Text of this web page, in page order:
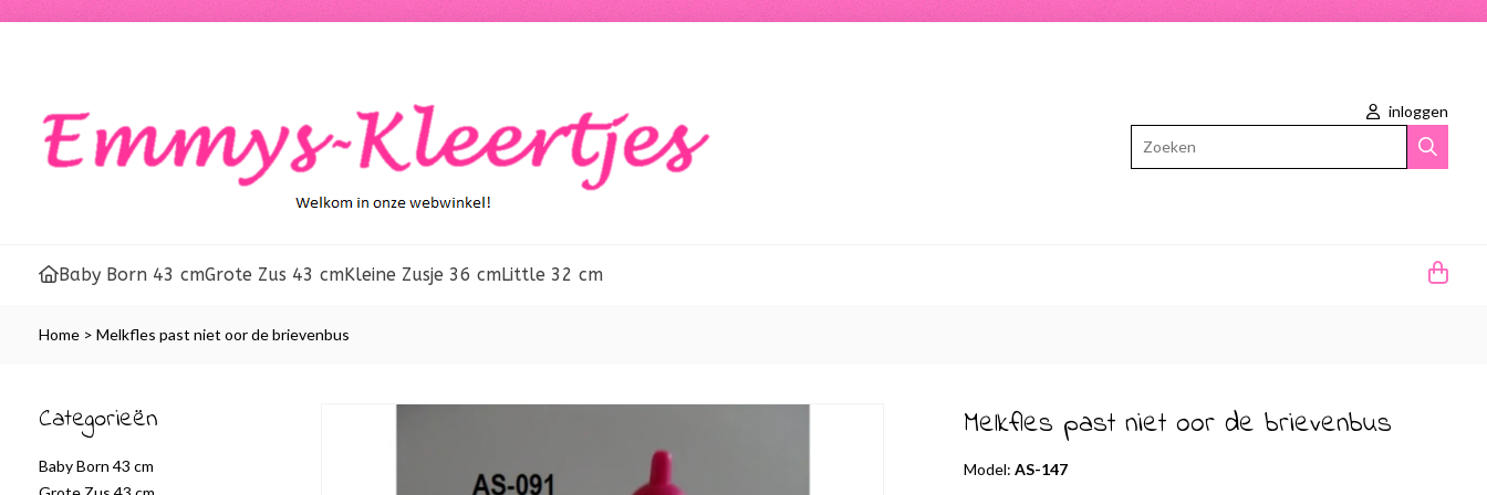
inloggen
Baby Born 43 cmGrote Zus 43 cmKleine Zusje 36 cmLittle 32 cm
Home > Melkfles past niet oor de brievenbus
Categorieën
Baby Born 43 cm
Melkfles past niet oor de brievenbus
Model: AS-147